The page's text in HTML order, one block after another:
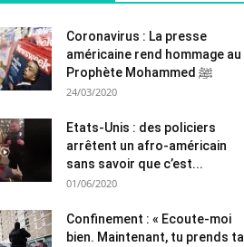
Coronavirus : La presse
américaine rend hommage au
Prophète Mohammed ﷺ
24/03/2020
Etats-Unis : des policiers
arrêtent un afro-américain
sans savoir que c’est...
01/06/2020
Confinement : « Ecoute-moi
bien. Maintenant, tu prends ta